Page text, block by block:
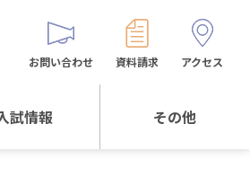
試情報 その他
お問い合わせ 資料請求 アクセス